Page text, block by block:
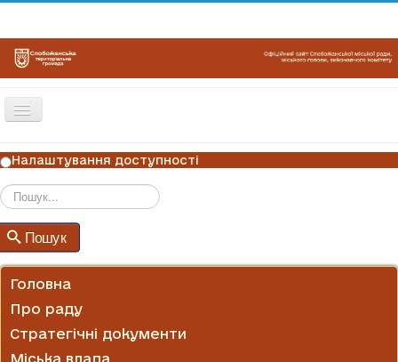
Перемикач
ГОЛОВНА
НОВИНИ
ОГОЛОШЕННЯ
ГРАФІКИ ПРИЙОМУ
Налаштування доступності
Пошук
Головна
Про раду
Стратегічні документи